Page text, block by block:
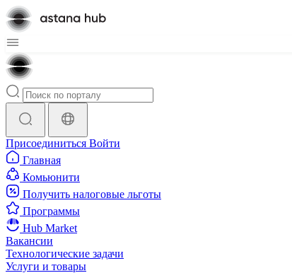
Присоединиться Войти
Главная
Комьюнити
Получить налоговые льготы
Программы
Hub Market
Вакансии
Технологические задачи
Услуги и товары